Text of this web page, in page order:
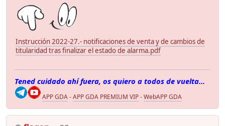
Instrucción 2022-27.- notificaciones de venta y de cambios de
titularidad tras finalizar el estado de alarma.pdf
Tened cuidado ahí fuera, os quiero a todos de vuelta...
APP GDA-APP GDA PREMIUM VIP-WebAPP GDA